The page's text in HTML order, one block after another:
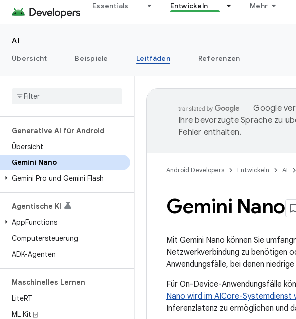
Essentials Entwickeln Mehr
AI
Übersicht
Beispiele Leitfäden Referenzen
Generative AI für Android
Übersicht
Gemini Nano
Gemini Pro und Gemini Flash
Agentische KI
AppFunctions
Computersteuerung
ADK-Agenten
Maschinelles Lernen
LiteRT
ML Kit ⍈
Google
Ihre bevorzugte Sprache zu
Fehler enthalten.
Android Developers Entwickeln AI
Gemini Nano
Mit Gemini Nano können Sie
Netzwerkverbindung zu benötigen
Anwendungsfälle, bei denen
Für On-Device-Anwendungsfälle
Nano wird im AICore-Systemdienst
Inferenzlatenz zu ermöglichen und